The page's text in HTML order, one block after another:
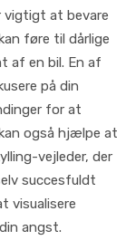
vigtigt at bevare
føre til dårlige
af en bil. En af
på din
for at
også hjælpe at
vejleder, der
succesfuldt
visualisere
angst.